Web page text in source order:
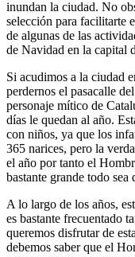
inundan la ciudad. No
selección para facilitarte
de algunas de las
de Navidad en la capital
Si acudimos a la ciudad
perdernos el pasacalle del
personaje mítico de
días le quedan al año.
con niños, ya que los
365 narices, pero la
el año por tanto el
bastante grande todo sea
A lo largo de los años,
es bastante frecuentado
queremos disfrutar de
debemos saber que el